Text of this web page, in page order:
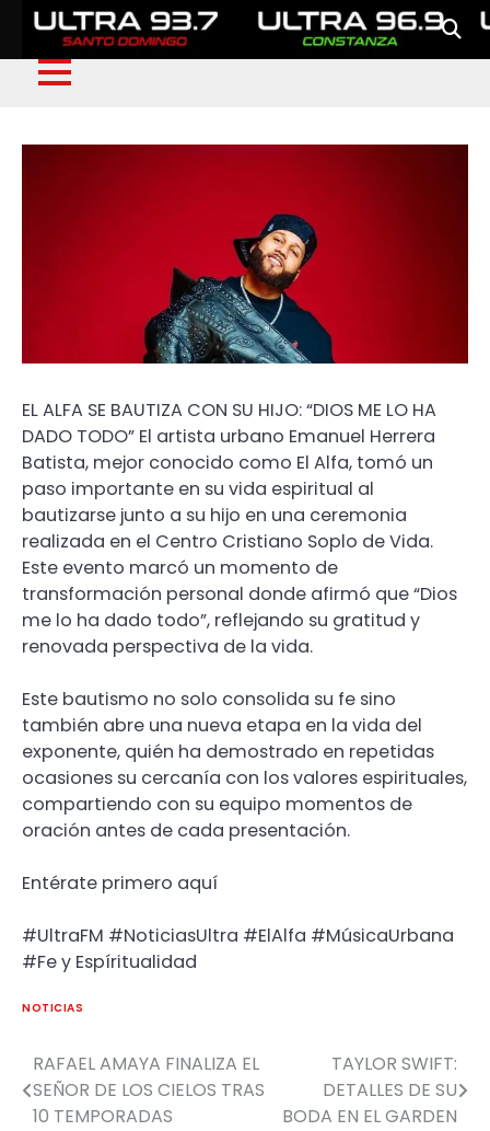
EL ALFA SE BAUTIZA CON SU HIJO: “DIOS ME LO HA
DADO TODO” El artista urbano Emanuel Herrera
Batista, mejor conocido como El Alfa, tomó un
paso importante en su vida espiritual al
bautizarse junto a su hijo en una ceremonia
realizada en el Centro Cristiano Soplo de Vida.
Este evento marcó un momento de
transformación personal donde afirmó que “Dios
me lo ha dado todo”, reflejando su gratitud y
renovada perspectiva de la vida.
Este bautismo no solo consolida su fe sino
también abre una nueva etapa en la vida del
exponente, quién ha demostrado en repetidas
ocasiones su cercanía con los valores espirituales,
compartiendo con su equipo momentos de
oración antes de cada presentación.
Entérate primero aquí
#UltraFM #NoticiasUltra #ElAlfa #MúsicaUrbana
#Fe y Espíritualidad
NOTICIAS
RAFAEL AMAYA FINALIZA EL
SEÑOR DE LOS CIELOS TRAS
10 TEMPORADAS
TAYLOR SWIFT:
DETALLES DE SU
BODA EN EL GARDEN